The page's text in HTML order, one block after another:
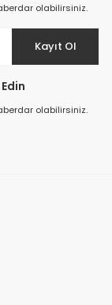
olabilirsiniz.
Kayıt Ol
olabilirsiniz.